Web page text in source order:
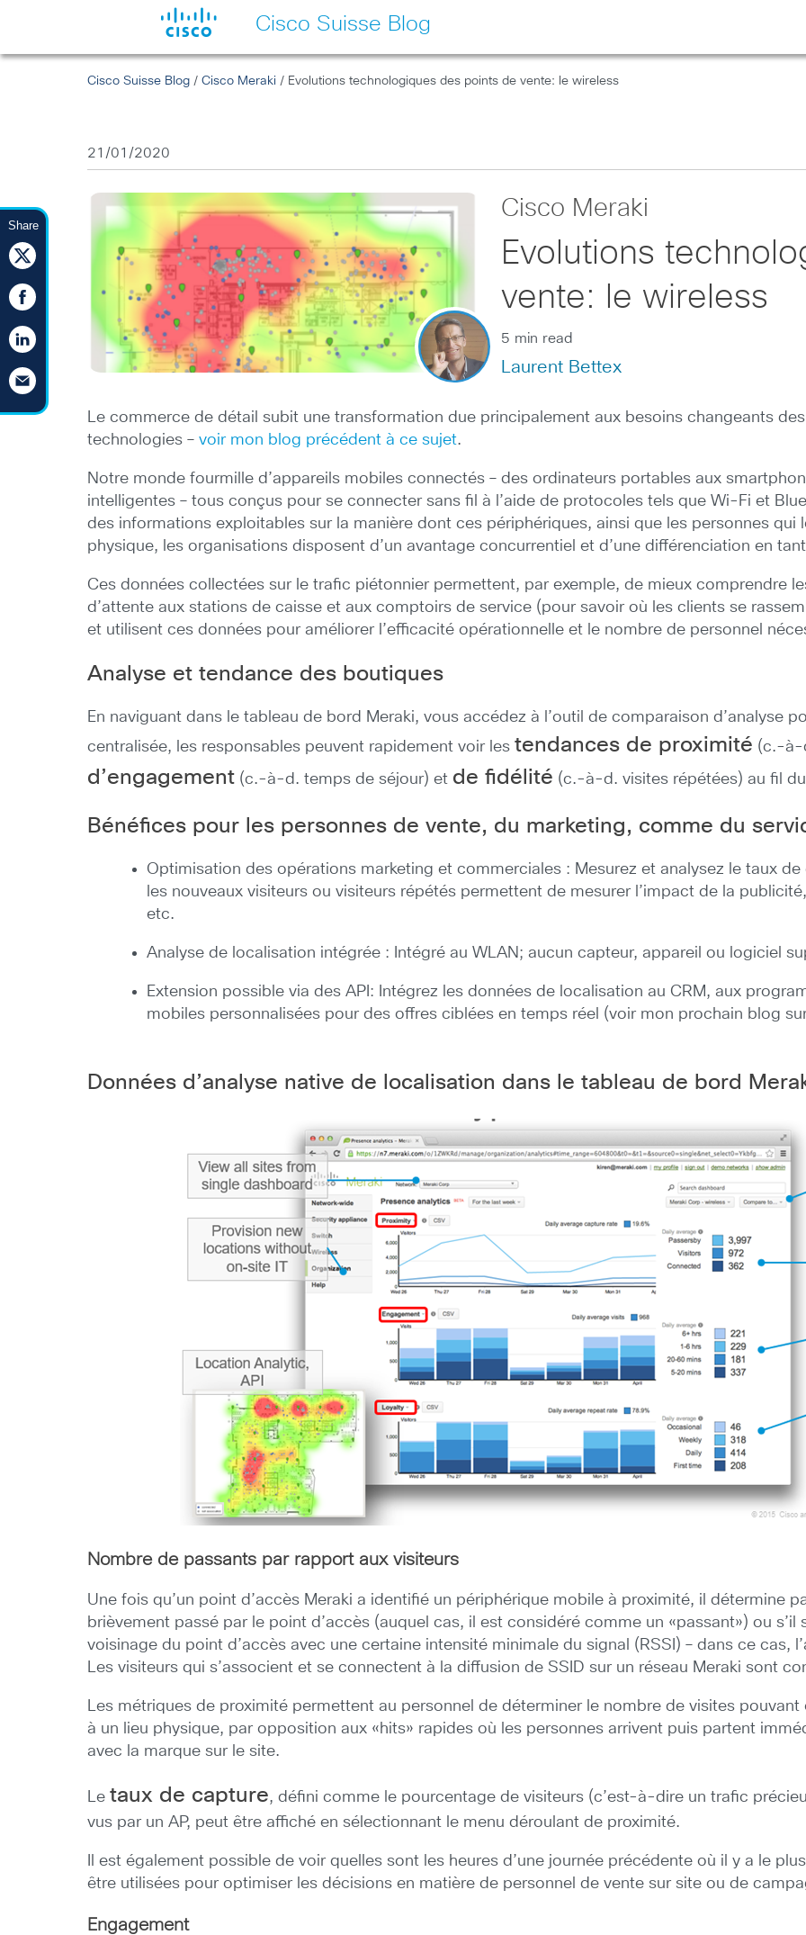
Cisco Suisse Blog
Share
Cisco Suisse Blog /Cisco Meraki / Evolutions technologiques des points de vente: le wireless
21/01/2020
Cisco Meraki
Evolutions
vente: le wireless
5 min read
Laurent Bettex
Le commerce de détail subit une transformation due principalement aux besoins changeants
technologies –voir mon blog précédent à ce sujet.
Notre monde fourmille d’appareils mobiles connectés – des ordinateurs portables aux
intelligentes – tous conçus pour se connecter sans fil à l’aide de protocoles tels que Wi-Fi et
des informations exploitables sur la manière dont ces périphériques, ainsi que les personnes qui
physique, les organisations disposent d’un avantage concurrentiel et d’une différenciation en
Ces données collectées sur le trafic piétonnier permettent, par exemple, de mieux comprendre
d’attente aux stations de caisse et aux comptoirs de service (pour savoir où les clients se
et utilisent ces données pour améliorer l’efficacité opérationnelle et le nombre de personnel
Analyse et tendance des boutiques
En naviguant dans le tableau de bord Meraki, vous accédez à l’outil de comparaison d’analyse
centralisée, les responsables peuvent rapidement voir lestendances de proximité (c.-à-
d’engagement (c.-à-d. temps de séjour) et de fidélité (c.-à-d. visites répétées) au fil
Bénéfices pour les personnes de vente, du marketing, comme du
Optimisation des opérations marketing et commerciales : Mesurez et analysez le taux
les nouveaux visiteurs ou visiteurs répétés permettent de mesurer l’impact de la
etc.
Analyse de localisation intégrée : Intégré au WLAN; aucun capteur, appareil ou logiciel
Extension possible via des API: Intégrez les données de localisation au CRM, aux
mobiles personnalisées pour des offres ciblées en temps réel (voir mon prochain blog
Données d’analyse native de localisation dans le tableau de bord
Nombre de passants par rapport aux visiteurs
Une fois qu’un point d’accès Meraki a identifié un périphérique mobile à proximité, il détermine
brièvement passé par le point d’accès (auquel cas, il est considéré comme un «passant») ou s’il
voisinage du point d’accès avec une certaine intensité minimale du signal (RSSI) – dans ce cas,
Les visiteurs qui s’associent et se connectent à la diffusion de SSID sur un réseau Meraki sont
Les métriques de proximité permettent au personnel de déterminer le nombre de visites
à un lieu physique, par opposition aux «hits» rapides où les personnes arrivent puis partent
avec la marque sur le site.
Letaux de capture, défini comme le pourcentage de visiteurs (c’est-à-dire un trafic
vus par un AP, peut être affiché en sélectionnant le menu déroulant de proximité.
Il est également possible de voir quelles sont les heures d’une journée précédente où il y a le
être utilisées pour optimiser les décisions en matière de personnel de vente sur site ou de
Engagement